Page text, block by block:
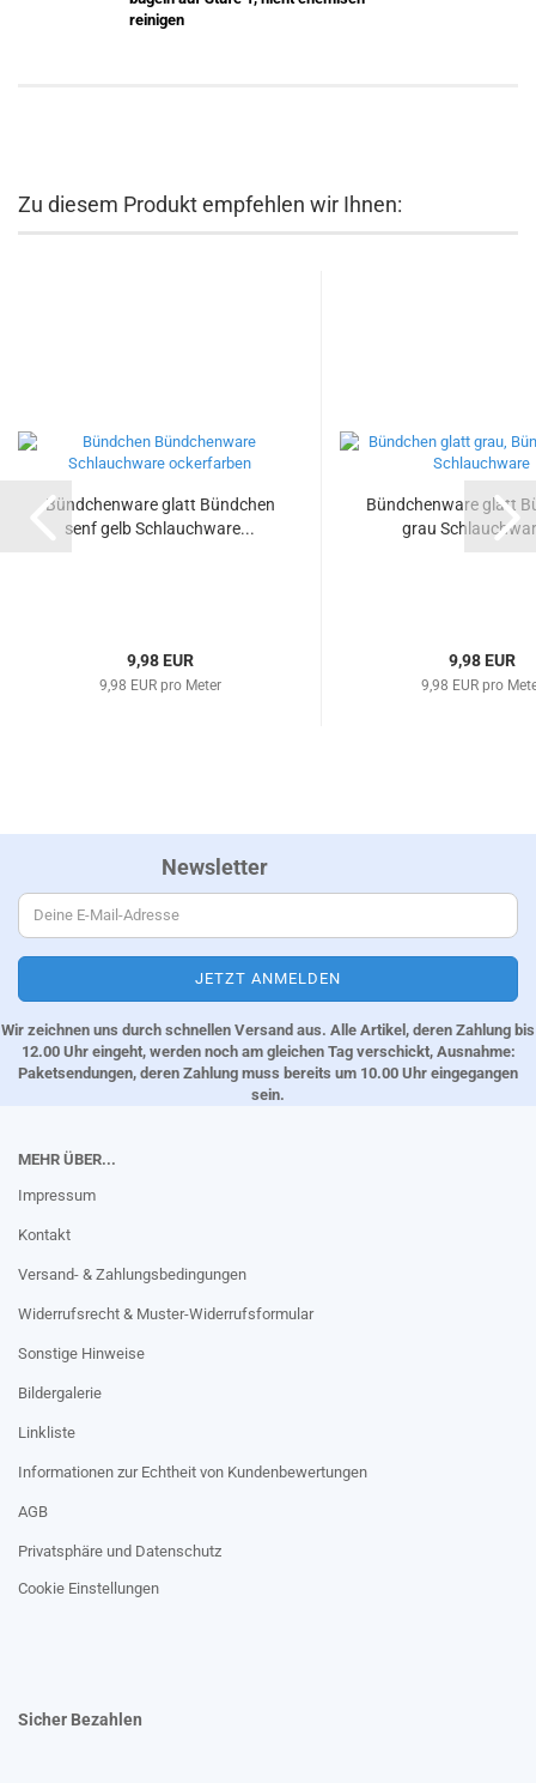
reinigen
Zu diesem Produkt empfehlen wir Ihnen:
Bündchenware glatt Bündchen
senf gelb Schlauchware...
9,98 EUR
9,98 EUR pro Meter
Bündchenware glatt
grau
9,98 EUR
9,98 EUR pro
Newsletter
Wir zeichnen uns durch schnellen Versand aus. Alle Artikel, deren Zahlung bis
12.00 Uhr eingeht, werden noch am gleichen Tag verschickt, Ausnahme:
Paketsendungen, deren Zahlung muss bereits um 10.00 Uhr eingegangen
sein.
MEHR ÜBER...
Impressum
Kontakt
Versand- & Zahlungsbedingungen
Widerrufsrecht & Muster-Widerrufsformular
Sonstige Hinweise
Bildergalerie
Linkliste
Informationen zur Echtheit von Kundenbewertungen
AGB
Privatsphäre und Datenschutz
Cookie Einstellungen
Sicher Bezahlen